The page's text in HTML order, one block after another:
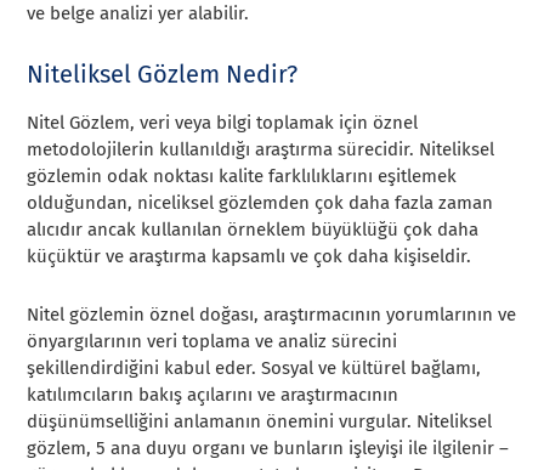
ve belge analizi yer alabilir.
Niteliksel Gözlem Nedir?
Nitel Gözlem, veri veya bilgi toplamak için öznel
metodolojilerin kullanıldığı araştırma sürecidir. Niteliksel
gözlemin odak noktası kalite farklılıklarını eşitlemek
olduğundan, niceliksel gözlemden çok daha fazla zaman
alıcıdır ancak kullanılan örneklem büyüklüğü çok daha
küçüktür ve araştırma kapsamlı ve çok daha kişiseldir.
Nitel gözlemin öznel doğası, araştırmacının yorumlarının ve
önyargılarının veri toplama ve analiz sürecini
şekillendirdiğini kabul eder. Sosyal ve kültürel bağlamı,
katılımcıların bakış açılarını ve araştırmacının
düşünümselliğini anlamanın önemini vurgular. Niteliksel
gözlem, 5 ana duyu organı ve bunların işleyişi ile ilgilenir –